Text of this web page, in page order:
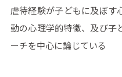
虐待経験が子どもに及ぼす
動の心理学的特徴、及び子
ーチを中心に論じている